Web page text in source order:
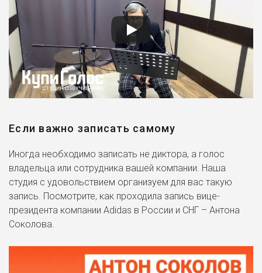
Если важно записать самому
Иногда необходимо записать не диктора, а голос
владельца или сотрудника вашей компании. Наша
студия с удовольствием организуем для вас такую
запись. Посмотрите, как проходила запись вице-
президента компании Adidas в России и СНГ – Антона
Соколова.